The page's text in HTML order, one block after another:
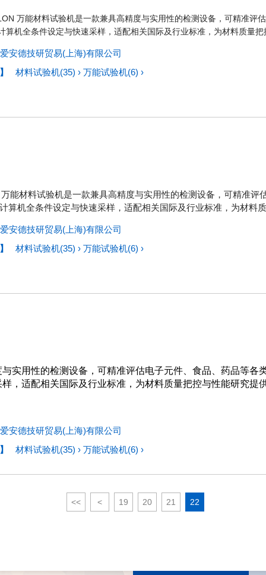
万能材料试验机是一款兼具高精度与实用性的检测设备，可精准评
算机全条件设定与快速采样，适配相关国际及行业标准，为材料质量
爱安德技研贸易(上海)有限公司
材料试验机(35) › 万能试验机(6) ›
能材料试验机是一款兼具高精度与实用性的检测设备，可精准评
算机全条件设定与快速采样，适配相关国际及行业标准，为材料
爱安德技研贸易(上海)有限公司
材料试验机(35) › 万能试验机(6) ›
实用性的检测设备，可精准评估电子元件、食品、药品等各
，适配相关国际及行业标准，为材料质量把控与性能研究提
爱安德技研贸易(上海)有限公司
材料试验机(35) › 万能试验机(6) ›
<< < 19 20 21 22